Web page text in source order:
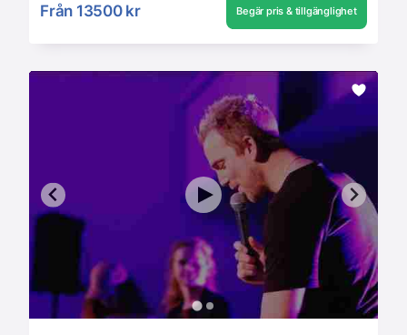
Från 13500 kr Begär pris & tillgänglighet